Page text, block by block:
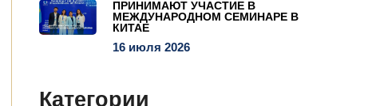
ПРИНИМАЮТ УЧАСТИЕ В
МЕЖДУНАРОДНОМ СЕМИНАРЕ В
КИТАЕ
16 июля 2026
Категории